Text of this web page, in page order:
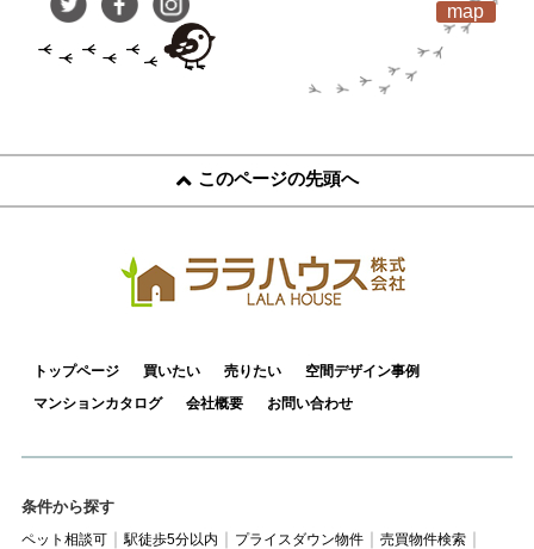
map
このページの先頭へ
トップページ 買いたい 売りたい
空間デザイン事例
マンションカタログ
会社概要 お問い合わせ
条件から探す
ペット相談可 駅徒歩5分以内 プライスダウン物件
売買物件検索